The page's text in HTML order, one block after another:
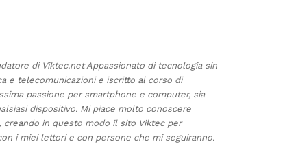
di Viktec.net Appassionato di tecnologia sin
e telecomunicazioni e iscritto al corso di
passione per smartphone e computer, sia
dispositivo. Mi piace molto conoscere
in questo modo il sito Viktec per
i miei lettori e con persone che mi seguiranno.